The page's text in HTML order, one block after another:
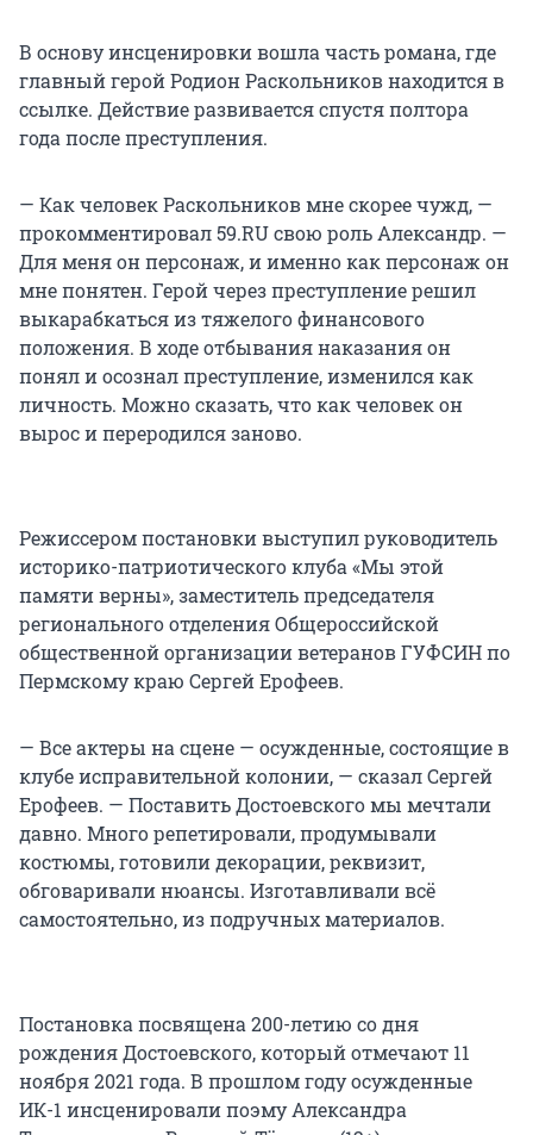
В основу инсценировки вошла часть романа, где
главный герой Родион Раскольников находится в
ссылке. Действие развивается спустя полтора
года после преступления.
— Как человек Раскольников мне скорее чужд, —
прокомментировал 59.RU свою роль Александр. —
Для меня он персонаж, и именно как персонаж он
мне понятен. Герой через преступление решил
выкарабкаться из тяжелого финансового
положения. В ходе отбывания наказания он
понял и осознал преступление, изменился как
личность. Можно сказать, что как человек он
вырос и переродился заново.
Режиссером постановки выступил руководитель
историко-патриотического клуба «Мы этой
памяти верны», заместитель председателя
регионального отделения Общероссийской
общественной организации ветеранов ГУФСИН по
Пермскому краю Сергей Ерофеев.
— Все актеры на сцене — осужденные, состоящие в
клубе исправительной колонии, — сказал Сергей
Ерофеев. — Поставить Достоевского мы мечтали
давно. Много репетировали, продумывали
костюмы, готовили декорации, реквизит,
обговаривали нюансы. Изготавливали всё
самостоятельно, из подручных материалов.
Постановка посвящена 200-летию со дня
рождения Достоевского, который отмечают 11
ноября 2021 года. В прошлом году осужденные
ИК-1 инсценировали поэму Александра